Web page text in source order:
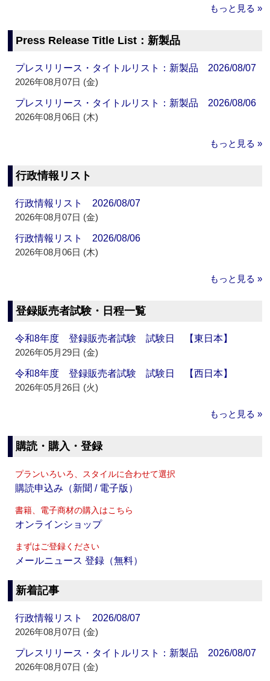
もっと見る »
Press Release Title List：新製品
プレスリリース・タイトルリスト：新製品 2026/08/07
2026年08月07日 (金)
プレスリリース・タイトルリスト：新製品 2026/08/06
2026年08月06日 (木)
もっと見る »
行政情報リスト
行政情報リスト 2026/08/07
2026年08月07日 (金)
行政情報リスト 2026/08/06
2026年08月06日 (木)
もっと見る »
登録販売者試験・日程一覧
令和8年度 登録販売者試験 試験日 【東日本】
2026年05月29日 (金)
令和8年度 登録販売者試験 試験日 【西日本】
2026年05月26日 (火)
もっと見る »
購読・購入・登録
プランいろいろ、スタイルに合わせて選択
購読申込み（新聞 / 電子版）
書籍、電子商材の購入はこちら
オンラインショップ
まずはご登録ください
メールニュース 登録（無料）
新着記事
行政情報リスト 2026/08/07
2026年08月07日 (金)
プレスリリース・タイトルリスト：新製品 2026/08/07
2026年08月07日 (金)